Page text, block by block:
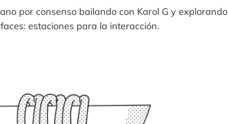
por consenso bailando con Karol G y explorando
estaciones para la interacción.